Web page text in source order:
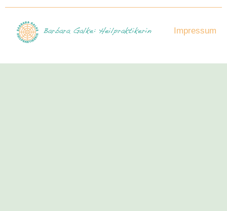
Impressum